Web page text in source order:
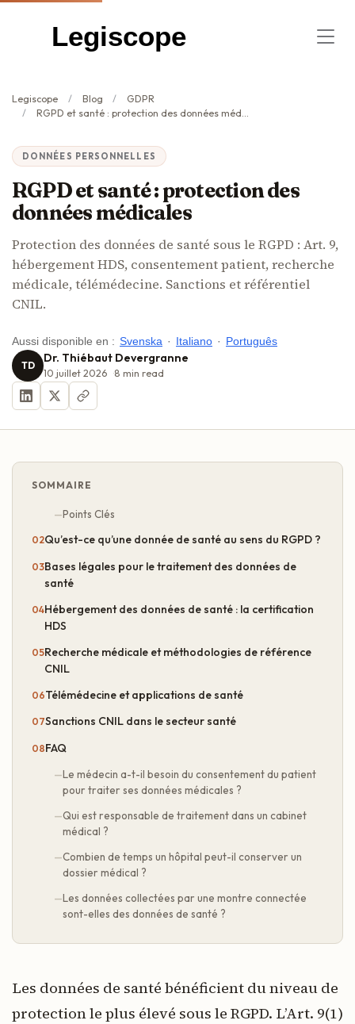
Legiscope
Legiscope Blog
GDPR
RGPD et santé : protection des données médicales
DONNÉES PERSONNELLES
RGPD et santé : protection des
données médicales
Protection des données de santé sous le RGPD : Art. 9,
hébergement HDS, consentement patient, recherche
médicale, télémédecine. Sanctions et référentiel
CNIL.
Aussi disponible en : Svenska · Italiano · Português
TD Dr. Thiébaut Devergranne
10 juillet 2026 8 min read
SOMMAIRE
Points Clés
Qu’est-ce qu’une donnée de santé au sens du RGPD ?
Bases légales pour le traitement des données de
santé
Hébergement des données de santé : la certification
HDS
Recherche médicale et méthodologies de référence
CNIL
Télémédecine et applications de santé
Sanctions CNIL dans le secteur santé
FAQ
Le médecin a-t-il besoin du consentement du patient
pour traiter ses données médicales ?
Qui est responsable de traitement dans un cabinet
médical ?
Combien de temps un hôpital peut-il conserver un
dossier médical ?
Les données collectées par une montre connectée
sont-elles des données de santé ?
Les données de santé bénéficient du niveau de
protection le plus élevé sous le RGPD. L’Art. 9(1)